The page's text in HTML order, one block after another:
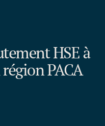
HSE à
PACA